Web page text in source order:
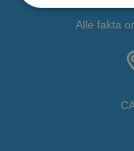
Alle fakta